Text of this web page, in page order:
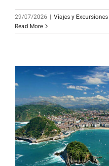
29/07/2026 | Viajes y Excursiones
Read More